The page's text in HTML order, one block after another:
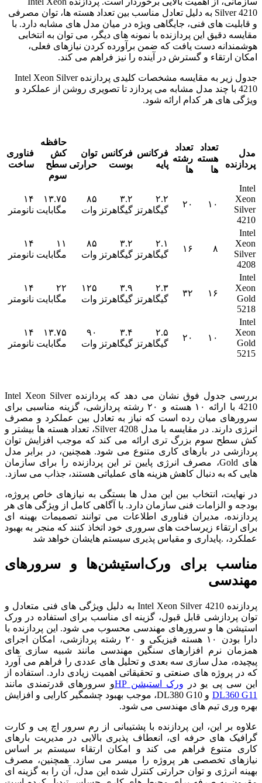
Silver 4210 به دلیل تعادل مناسب بین تعداد هسته ها، توان مصرفی
و قابلیت های فنی، جایگاهی ویژه در میان مدل های مشابه دارد. با
مقایسه دقیق این پردازنده با نمونه های دیگر، می توان به انتخابی
هوشمندانه دست یافت که ضمن برآورده کردن نیازهای فعلی،
امکان ارتقاء و گسترش در آینده را نیز فراهم می کند.
جدول زیر به مقایسه مشخصات کلیدی پردازنده Intel Xeon Silver
4210 با چند مدل مشابه می پردازد تا تصویری روشن از عملکرد و
ویژگی های هر کدام ارائه شود.
مدل
پردازنده
تعداد
هسته
ها
تعداد
رشته
ها
فرکانس
پایه
فرکانس
بوست
توان
حرارتی
حافظه
کش
سطح
سوم
فناوری
ساخت
Intel
Xeon
Silver
4210
۱۰ ۲۰
۲.۲
گیگاهرتز
۳.۲
گیگاهرتز
۸۵
وات
۱۳.۷۵
مگابایت
۱۴
نانومتر
Intel
Xeon
Silver
4208
۸ ۱۶
۲.۱
گیگاهرتز
۳.۲
گیگاهرتز
۸۵
وات
۱۱
مگابایت
۱۴
نانومتر
Intel
Xeon
Gold
5218
۱۶ ۳۲
۲.۳
گیگاهرتز
۳.۹
گیگاهرتز
۱۲۵
وات
۲۲
مگابایت
۱۴
نانومتر
Intel
Xeon
Gold
5215
۱۰ ۲۰
۲.۵
گیگاهرتز
۳.۴
گیگاهرتز
۹۰
وات
۱۳.۷۵
مگابایت
۱۴
نانومتر
بررسی جدول فوق نشان می دهد که پردازنده Intel Xeon Silver
4210 با ارائه ۱۰ هسته و ۲۰ رشته پردازشی، گزینه مناسبی برای
سرورهای میان رده است که نیاز به تعادل بین عملکرد و مصرف
انرژی دارند. در مقایسه با مدل Silver 4208، تعداد هسته ها بیشتر و
کش سطح سوم بزرگ تری ارائه می کند که موجب افزایش توان
پردازشی در بارهای کاری متنوع می شود. همچنین، در برابر مدل
های Gold، مصرف انرژی پایین تر این پردازنده را برای سازمان
هایی که به دنبال کاهش هزینه های عملیاتی هستند، جذاب می سازد.
در نهایت، انتخاب بین این مدل ها بستگی به نیازهای خاص پروژه،
بودجه و الزامات فنی سازمان دارد. با آگاهی کامل از ویژگی های هر
پردازنده، مدیران فناوری اطلاعات می توانند تصمیمات بهینه ای
برای ارتقاء زیرساخت های سروری خود اتخاذ کنند که منجر به بهبود
عملکرد، .پایداری و مقیاس پذیری سیستم هایشان خواهد شد
مناسب برای ورک‌استیشن‌ها و سرورهای
مهندسی
پردازنده Intel Xeon Silver 4210 به دلیل ویژگی های فنی متعادل و
توان پردازشی قابل قبول، گزینه ای مناسب برای استفاده در ورک
استیشن ها و سرورهای مهندسی محسوب می شود. این پردازنده با
دارا بودن ۱۰ هسته فیزیکی و ۲۰ رشته پردازشی، امکان اجرای
همزمان نرم افزارهای سنگین مهندسی مانند شبیه سازی های
پیچیده، مدل سازی سه بعدی و تحلیل های عددی را فراهم می آورد
که در پروژه های صنعتی و تحقیقاتی اهمیت زیادی دارد. استفاده از
این سی پی یو در ورک استیشن HP
و سرورهای قدرتمندی مانند
DL360 G11
و DL380 G10، موجب بهبود چشمگیر کارایی و افزایش
بهره وری تیم های مهندسی می شود.
علاوه بر این، این پردازنده با پشتیبانی از رم سرور اچ پی و کارت
گرافیک های حرفه ای، انعطاف پذیری بالایی در مدیریت بارهای
کاری متنوع فراهم می کند و امکان ارتقاء سیستم بر اساس
نیازهای تخصصی هر پروژه را میسر می سازد. همچنین، مصرف
بهینه انرژی و توان حرارتی کنترل شده این مدل، آن را به گزینه ای